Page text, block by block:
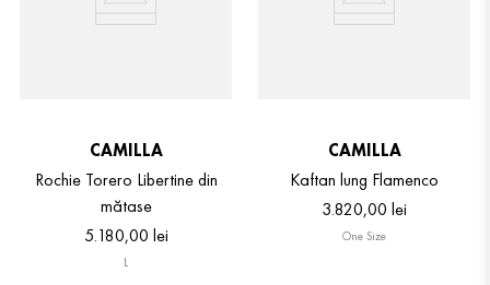
CAMILLA
Rochie Torero Libertine din
mătase
5.180,00 lei
L
CAMILLA
Kaftan lung Flamenco
3.820,00 lei
One Size